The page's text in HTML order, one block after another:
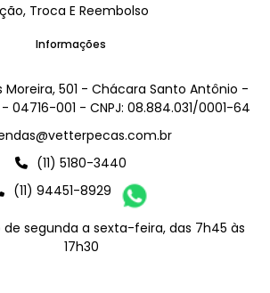
Troca E Reembolso
Informações
Moreira, 501 - Chácara Santo Antônio -
04716-001 - CNPJ: 08.884.031/0001-64
(11) 5180-3440
(11) 94451-8929
segunda a sexta-feira, das 7h45 às
17h30